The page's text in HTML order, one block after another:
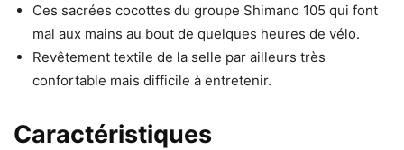
Ces sacrées cocottes du groupe Shimano 105 qui font
mal aux mains au bout de quelques heures de vélo.
Revêtement textile de la selle par ailleurs très
confortable mais difficile à entretenir.
Caractéristiques